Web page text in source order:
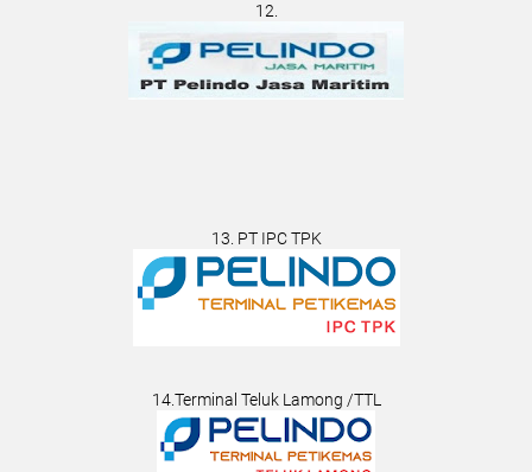
12.
13. PT IPC TPK
14.Terminal Teluk Lamong /TTL